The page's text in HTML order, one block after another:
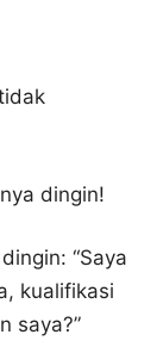
dingin!
“Saya
kualifikasi
saya?”